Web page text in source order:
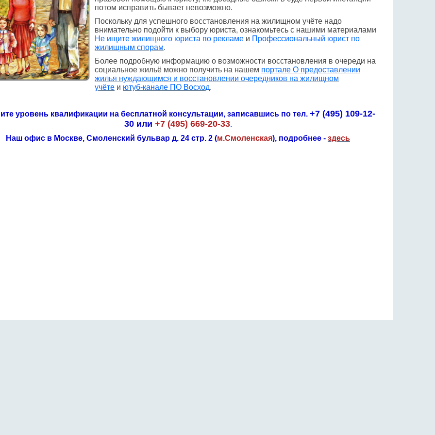
потом исправить бывает невозможно.
Поскольку для успешного восстановления на жилищном учёте надо
внимательно подойти к выбору юриста, ознакомьтесь с нашими материалами
Не ищите жилищного юриста по рекламеи Профессиональный юрист по
жилищным спорам.
Более подробную информацию о возможности восстановления в очереди на
социальное жильё можно получить на нашем портале О предоставлении
жилья нуждающимся и восстановлении очередников на жилищном
учёте и ютуб-канале ПО Восход.
уровень квалификации на бесплатной консультации, записавшись по тел. +7 (495) 109-12-
30 или +7 (495) 669-20-33.
Наш офис в Москве, Смоленский бульвар д. 24 стр. 2 (м.Смоленская), подробнее - здесь